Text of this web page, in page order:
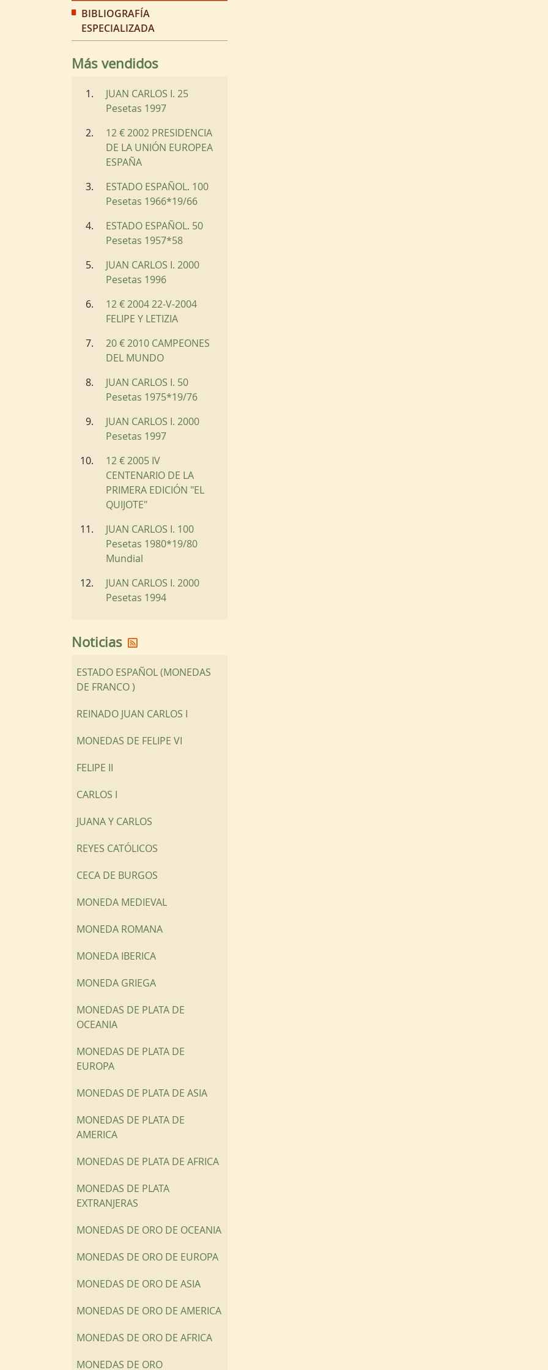
BIBLIOGRAFÍA
ESPECIALIZADA
Más vendidos
JUAN CARLOS I. 25
Pesetas 1997
12 € 2002 PRESIDENCIA
DE LA UNIÓN EUROPEA
ESPAÑA
ESTADO ESPAÑOL. 100
Pesetas 1966*19/66
ESTADO ESPAÑOL. 50
Pesetas 1957*58
JUAN CARLOS I. 2000
Pesetas 1996
12 € 2004 22-V-2004
FELIPE Y LETIZIA
20 € 2010 CAMPEONES
DEL MUNDO
JUAN CARLOS I. 50
Pesetas 1975*19/76
JUAN CARLOS I. 2000
Pesetas 1997
12 € 2005 IV
CENTENARIO DE LA
PRIMERA EDICIÓN "EL
QUIJOTE"
JUAN CARLOS I. 100
Pesetas 1980*19/80
Mundial
JUAN CARLOS I. 2000
Pesetas 1994
Noticias
ESTADO ESPAÑOL (MONEDAS
DE FRANCO )
REINADO JUAN CARLOS I
MONEDAS DE FELIPE VI
FELIPE II
CARLOS I
JUANA Y CARLOS
REYES CATÓLICOS
CECA DE BURGOS
MONEDA MEDIEVAL
MONEDA ROMANA
MONEDA IBERICA
MONEDA GRIEGA
MONEDAS DE PLATA DE
OCEANIA
MONEDAS DE PLATA DE
EUROPA
MONEDAS DE PLATA DE ASIA
MONEDAS DE PLATA DE
AMERICA
MONEDAS DE PLATA DE AFRICA
MONEDAS DE PLATA
EXTRANJERAS
MONEDAS DE ORO DE OCEANIA
MONEDAS DE ORO DE EUROPA
MONEDAS DE ORO DE ASIA
MONEDAS DE ORO DE AMERICA
MONEDAS DE ORO DE AFRICA
MONEDAS DE ORO